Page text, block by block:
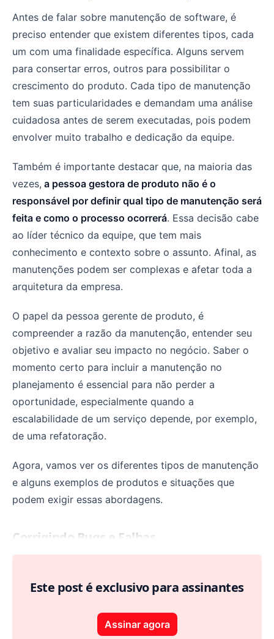
Antes de falar sobre manutenção de software, é
preciso entender que existem diferentes tipos, cada
um com uma finalidade específica. Alguns servem
para consertar erros, outros para possibilitar o
crescimento do produto. Cada tipo de manutenção
tem suas particularidades e demandam uma análise
cuidadosa antes de serem executadas, pois podem
envolver muito trabalho e dedicação da equipe.
Também é importante destacar que, na maioria das
vezes, a pessoa gestora de produto não é o
responsável por definir qual tipo de manutenção será
feita e como o processo ocorrerá. Essa decisão cabe
ao líder técnico da equipe, que tem mais
conhecimento e contexto sobre o assunto. Afinal, as
manutenções podem ser complexas e afetar toda a
arquitetura da empresa.
O papel da pessoa gerente de produto, é
compreender a razão da manutenção, entender seu
objetivo e avaliar seu impacto no negócio. Saber o
momento certo para incluir a manutenção no
planejamento é essencial para não perder a
oportunidade, especialmente quando a
escalabilidade de um serviço depende, por exemplo,
de uma refatoração.
Agora, vamos ver os diferentes tipos de manutenção
e alguns exemplos de produtos e situações que
podem exigir essas abordagens.
Corrigindo Bugs e Falhas
Este post é exclusivo para assinantes
Assinar agora